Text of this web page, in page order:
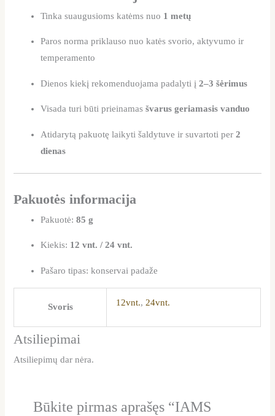
Tinka suaugusioms katėms nuo 1 metų
Paros norma priklauso nuo katės svorio, aktyvumo ir
temperamento
Dienos kiekį rekomenduojama padalyti į2–3 šėrimus
Visada turi būti prieinamasšvarus geriamasis vanduo
Atidarytą pakuotę laikyti šaldytuve ir suvartoti per2
dienas
Pakuotės informacija
Pakuotė:85 g
Kiekis: 12 vnt. / 24 vnt.
Pašaro tipas: konservai padaže
Svoris 12vnt.,24vnt.
Atsiliepimai
Atsiliepimų dar nėra.
Būkite pirmas aprašęs “IAMS